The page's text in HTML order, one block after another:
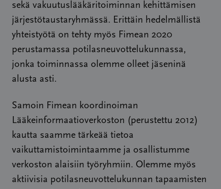
sekä vakuutuslääkäritoiminnan kehittämisen
järjestötaustaryhmässä. Erittäin hedelmällistä
yhteistyötä on tehty myös Fimean 2020
perustamassa potilasneuvottelukunnassa,
jonka toiminnassa olemme olleet jäseninä
alusta asti.
Samoin Fimean koordinoiman
Lääkeinformaatioverkoston (perustettu 2012)
kautta saamme tärkeää tietoa
vaikuttamistoimintaamme ja osallistumme
verkoston alaisiin työryhmiin. Olemme myös
aktiivisia potilasneuvottelukunnan tapaamisten